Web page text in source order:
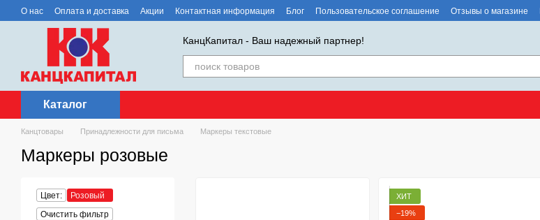
Перейти к основному контенту
О нас Оплата и доставка Акции Контактная информация Блог Пользовательское соглашение Отзывы о магазине
КанцКапитал - Ваш надежный партнер!
Каталог
Канцтовары Принадлежности для письма Маркеры текстовые
Маркеры розовые
ХИТ
−19%
Цвет:
Розовый
Очистить фильтр